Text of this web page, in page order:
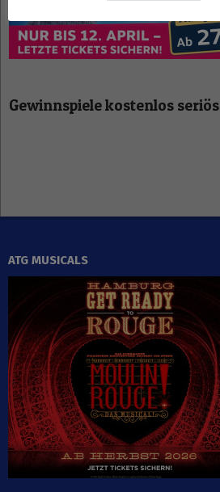
Gewinnspiele kostenlos seriös
ATG MUSICALS